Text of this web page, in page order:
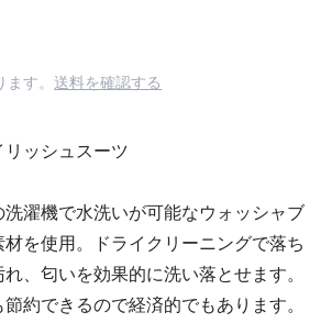
す。 送料を確認する
ッシュスーツ
洗濯機で水洗いが可能なウォッシャブ
を使用。ドライクリーニングで落ち
、匂いを効果的に洗い落とせます。
約できるので経済的でもあります。